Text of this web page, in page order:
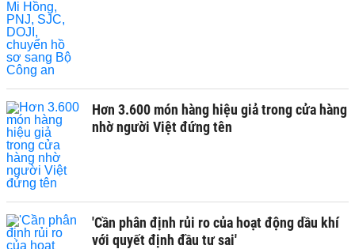
Hơn 3.600 món hàng hiệu giả trong cửa hàng
nhờ người Việt đứng tên
'Cần phân định rủi ro của hoạt động dầu khí
với quyết định đầu tư sai'